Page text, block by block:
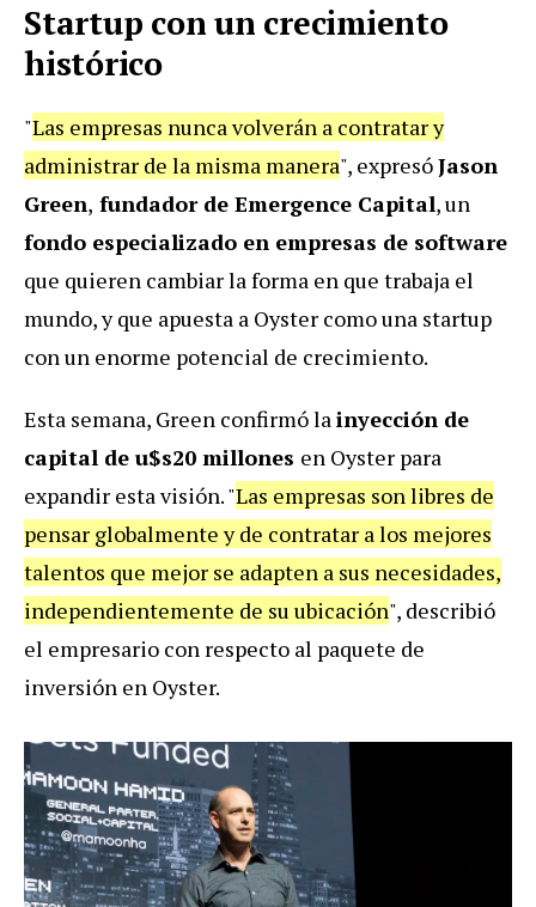
Startup con un crecimiento
histórico
"Las empresas nunca volverán a contratar y
administrar de la misma manera", expresóJason
Green, fundador de Emergence Capital, un
fondo especializado en empresas de software
que quieren cambiar la forma en que trabaja el
mundo, y que apuesta a Oyster como una startup
con un enorme potencial de crecimiento.
Esta semana, Green confirmó lainyección de
capital de u$s20 millones en Oyster para
expandir esta visión. "Las empresas son libres de
pensar globalmente y de contratar a los mejores
talentos que mejor se adapten a sus necesidades,
independientemente de su ubicación", describió
el empresario con respecto al paquete de
inversión en Oyster.